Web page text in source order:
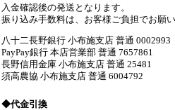
入金確認後の発送となります。
振り込み手数料は、お客様ご負担でお願い
八十二長野銀行 小布施支店 普通 0002993
PayPay銀行 本店営業部 普通 7657861
長野信用金庫 小布施支店 普通 25481
須高農協 小布施支店 普通 6004792
◆代金引換